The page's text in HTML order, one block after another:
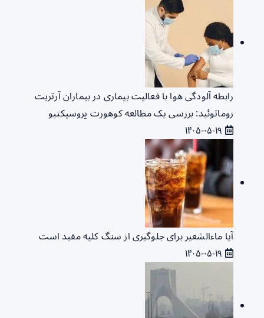
رابطه آلودگی هوا با فعالیت بیماری در بیماران آرتریت
روماتوئید: بررسی یک مطالعه کوهورت پروسپکتیو
آیا ماءالشعیر برای جلوگیری از سنگ کلیه مفید است